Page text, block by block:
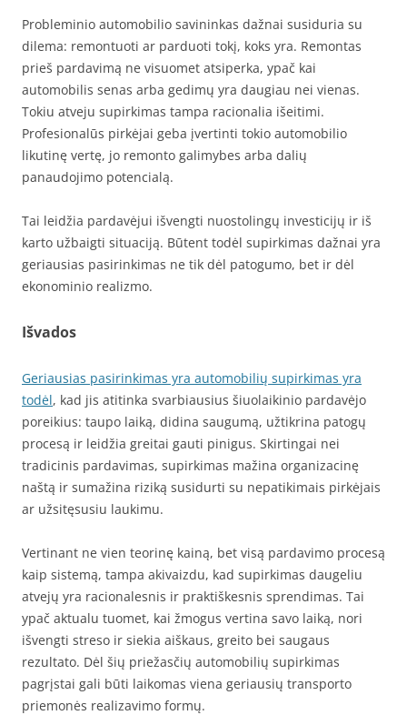
Probleminio automobilio savininkas dažnai susiduria su
dilema: remontuoti ar parduoti tokį, koks yra. Remontas
prieš pardavimą ne visuomet atsiperka, ypač kai
automobilis senas arba gedimų yra daugiau nei vienas.
Tokiu atveju supirkimas tampa racionalia išeitimi.
Profesionalūs pirkėjai geba įvertinti tokio automobilio
likutinę vertę, jo remonto galimybes arba dalių
panaudojimo potencialą.
Tai leidžia pardavėjui išvengti nuostolingų investicijų ir iš
karto užbaigti situaciją. Būtent todėl supirkimas dažnai yra
geriausias pasirinkimas ne tik dėl patogumo, bet ir dėl
ekonominio realizmo.
Išvados
Geriausias pasirinkimas yra automobilių supirkimas yra
todėl, kad jis atitinka svarbiausius šiuolaikinio pardavėjo
poreikius: taupo laiką, didina saugumą, užtikrina patogų
procesą ir leidžia greitai gauti pinigus. Skirtingai nei
tradicinis pardavimas, supirkimas mažina organizacinę
naštą ir sumažina riziką susidurti su nepatikimais pirkėjais
ar užsitęsusiu laukimu.
Vertinant ne vien teorinę kainą, bet visą pardavimo procesą
kaip sistemą, tampa akivaizdu, kad supirkimas daugeliu
atvejų yra racionalesnis ir praktiškesnis sprendimas. Tai
ypač aktualu tuomet, kai žmogus vertina savo laiką, nori
išvengti streso ir siekia aiškaus, greito bei saugaus
rezultato. Dėl šių priežasčių automobilių supirkimas
pagrįstai gali būti laikomas viena geriausių transporto
priemonės realizavimo formų.